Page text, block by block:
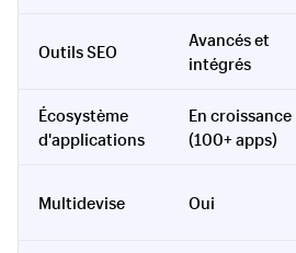
Outils SEO
Avancés et
intégrés
Écosystème
d'applications
En croissance
(100+ apps)
Multidevise Oui